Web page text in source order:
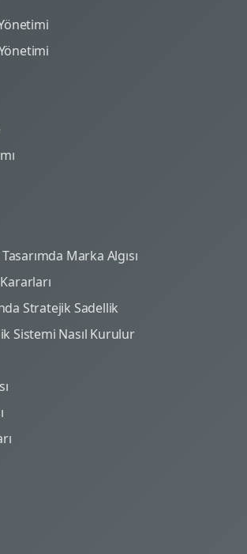
Marka Algısı
Stratejik Sadellik
Sistemi Nasıl Kurulur